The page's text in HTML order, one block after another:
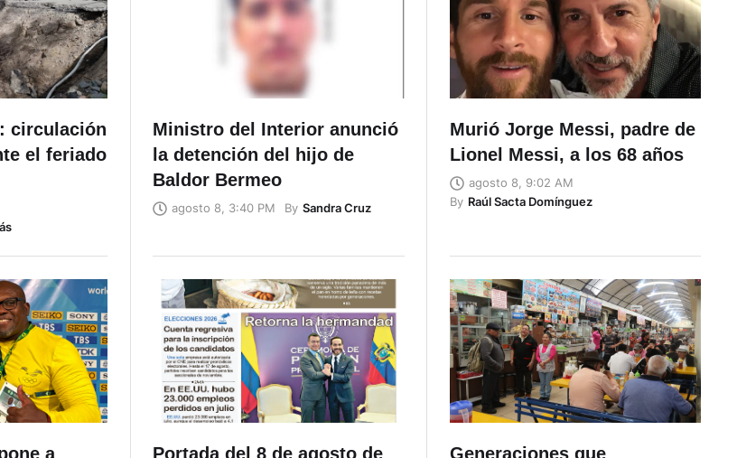
circulación
el feriado
Ministro del Interior anunció
la detención del hijo de
Baldor Bermeo
agosto 8, 3:40 PM By Sandra Cruz
Murió Jorge Messi, padre de
Lionel Messi, a los 68 años
agosto 8, 9:02 AM
By Raúl Sacta Domínguez
a Portada del 8 de agosto de Generaciones que